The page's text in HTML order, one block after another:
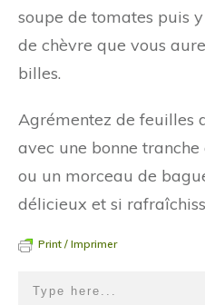
soupe de tomates puis
de chèvre que vous
billes.
Agrémentez de feuilles
avec une bonne
ou un morceau de
délicieux et si
Print / Imprimer